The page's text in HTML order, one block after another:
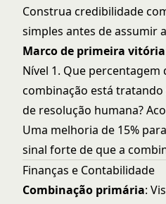
Construa credibilidade
simples antes de assumir
Marco de primeira vitória
Nível 1. Que percentagem
combinação está
de resolução humana?
Uma melhoria de 15%
sinal forte de que a
Finanças e Contabilidade
Combinação primária: